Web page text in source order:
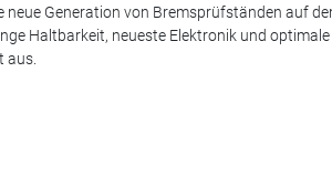
neue Generation von Bremsprüfständen auf
Haltbarkeit, neueste Elektronik und optimale
aus.